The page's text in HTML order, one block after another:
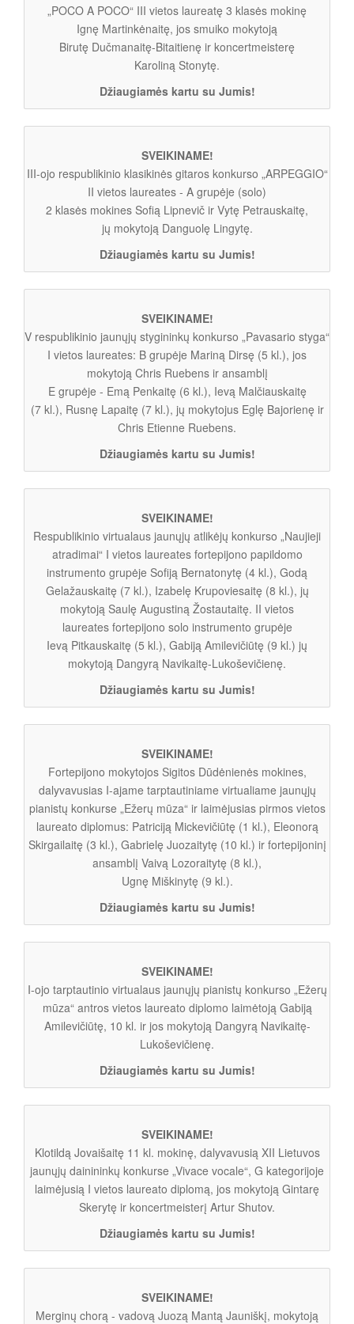
„POCO A POCO“ III vietos laureatę 3 klasės mokinę
Ignę Martinkėnaitę, jos smuiko mokytoją
Birutę Dučmanaitę-Bitaitienę ir koncertmeisterę
Karoliną Stonytę.
Džiaugiamės kartu su Jumis!
SVEIKINAME!
III-ojo respublikinio klasikinės gitaros konkurso „ARPEGGIO“
II vietos laureates - A grupėje (solo)
2 klasės mokines Sofią Lipnevič ir Vytę Petrauskaitę,
jų mokytoją Danguolę Lingytę.
Džiaugiamės kartu su Jumis!
SVEIKINAME!
V respublikinio jaunųjų stygininkų konkurso „Pavasario styga“
I vietos laureates: B grupėje Mariną Dirsę (5 kl.), jos
mokytoją Chris Ruebens ir ansamblį
E grupėje - Emą Penkaitę (6 kl.), Ievą Malčiauskaitę
(7 kl.), Rusnę Lapaitę (7 kl.), jų mokytojus Eglę Bajorienę ir
Chris Etienne Ruebens.
Džiaugiamės kartu su Jumis!
SVEIKINAME!
Respublikinio virtualaus jaunųjų atlikėjų konkurso „Naujieji
atradimai“ I vietos laureates fortepijono papildomo
instrumento grupėje Sofiją Bernatonytę (4 kl.), Godą
Gelažauskaitę (7 kl.), Izabelę Krupoviesaitę (8 kl.), jų
mokytoją Saulę Augustiną Žostautaitę. II vietos
laureates fortepijono solo instrumento grupėje
Ievą Pitkauskaitę (5 kl.), Gabiją Amilevičiūtę (9 kl.) jų
mokytoją Dangyrą Navikaitę-Lukoševičienę.
Džiaugiamės kartu su Jumis!
SVEIKINAME!
Fortepijono mokytojos Sigitos Dūdėnienės mokines,
dalyvavusias I-ajame tarptautiniame virtualiame jaunųjų
pianistų konkurse „Ežerų mūza“ ir laimėjusias pirmos vietos
laureato diplomus: Patriciją Mickevičiūtę (1 kl.), Eleonorą
Skirgailaitę (3 kl.), Gabrielę Juozaitytę (10 kl.) ir fortepijoninį
ansamblį Vaivą Lozoraitytę (8 kl.),
Ugnę Miškinytę (9 kl.).
Džiaugiamės kartu su Jumis!
SVEIKINAME!
I-ojo tarptautinio virtualaus jaunųjų pianistų konkurso „Ežerų
mūza“ antros vietos laureato diplomo laimėtoją Gabiją
Amilevičiūtę, 10 kl. ir jos mokytoją Dangyrą Navikaitę-
Lukoševičienę.
Džiaugiamės kartu su Jumis!
SVEIKINAME!
Klotildą Jovaišaitę 11 kl. mokinę, dalyvavusią XII Lietuvos
jaunųjų dainininkų konkurse „Vivace vocale“, G kategorijoje
laimėjusią I vietos laureato diplomą, jos mokytoją Gintarę
Skerytę ir koncertmeisterį Artur Shutov.
Džiaugiamės kartu su Jumis!
SVEIKINAME!
Merginų chorą - vadovą Juozą Mantą Jauniškį, mokytoją